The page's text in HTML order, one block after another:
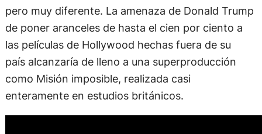
de poner aranceles de hasta el cien por ciento a
las películas de Hollywood hechas fuera de su
país alcanzaría de lleno a una superproducción
como Misión imposible, realizada casi
enteramente en estudios británicos.